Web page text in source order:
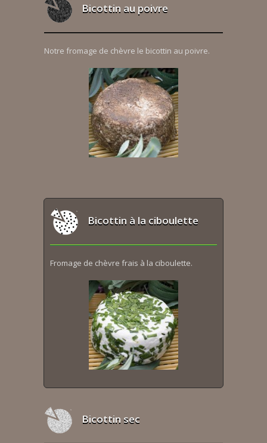
Bicottin au poivre
Notre fromage de chèvre le bicottin au poivre.
Bicottin à la ciboulette
Fromage de chèvre frais à la ciboulette.
Bicottin sec